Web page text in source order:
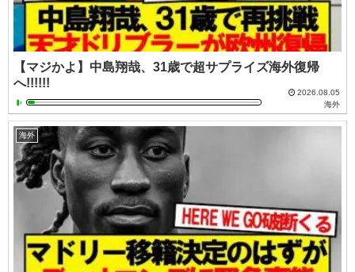
【マジかよ】中島翔哉、31歳で超サプライズ海外復帰
へ!!!!!!
2026.08.05
海外
海外